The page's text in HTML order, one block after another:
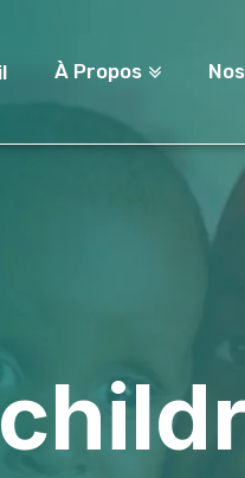
À Propos